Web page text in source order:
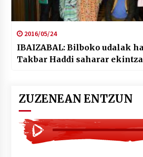
2016/05/24
IBAIZABAL: Bilboko udalak
Takbar Haddi saharar
ZUZENEAN ENTZUN